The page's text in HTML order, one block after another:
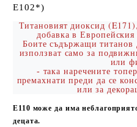
Е102*)
Титановият диоксид
добавка в
Боите съдържащи титанов
използват само за
или
- така наречените
премахнати преди да се
или за
Е110 може да има
децата.